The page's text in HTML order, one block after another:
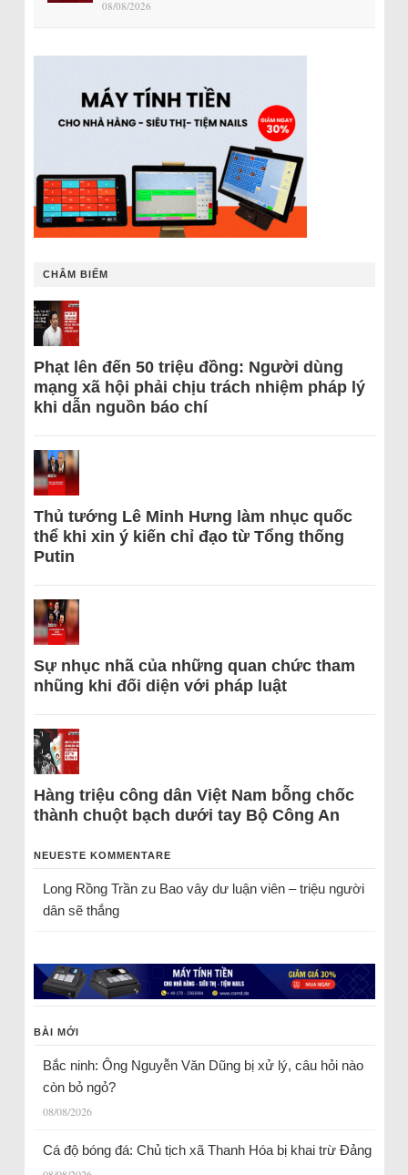
08/08/2026
CHÂM BIẾM
Phạt lên đến 50 triệu đồng: Người dùng
mạng xã hội phải chịu trách nhiệm pháp lý
khi dẫn nguồn báo chí
Thủ tướng Lê Minh Hưng làm nhục quốc
thể khi xin ý kiến chỉ đạo từ Tổng thống
Putin
Sự nhục nhã của những quan chức tham
nhũng khi đối diện với pháp luật
Hàng triệu công dân Việt Nam bỗng chốc
thành chuột bạch dưới tay Bộ Công An
NEUESTE KOMMENTARE
Long Rồng Trầnzu Bao vây dư luận viên – triệu người
dân sẽ thắng
BÀI MỚI
Bắc ninh: Ông Nguyễn Văn Dũng bị xử lý, câu hỏi nào
còn bỏ ngỏ?
08/08/2026
Cá độ bóng đá: Chủ tịch xã Thanh Hóa bị khai trừ Đảng